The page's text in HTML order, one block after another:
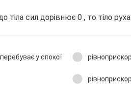
тіла сил дорівнює 0 , то тіло
у спокої